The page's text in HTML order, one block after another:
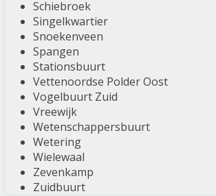
Schiebroek
Singelkwartier
Snoekenveen
Spangen
Stationsbuurt
Vettenoordse Polder Oost
Vogelbuurt Zuid
Vreewijk
Wetenschappersbuurt
Wetering
Wielewaal
Zevenkamp
Zuidbuurt